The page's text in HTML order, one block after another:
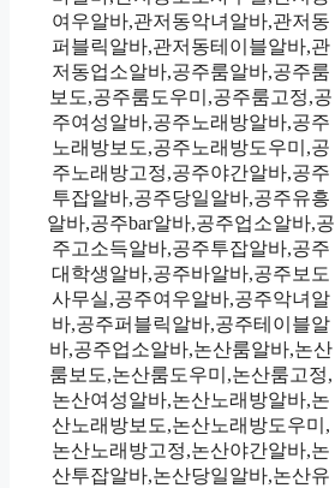
여우알바,관저동악녀알바,관저동
퍼블릭알바,관저동테이블알바,관
저동업소알바,공주룸알바,공주룸
보도,공주룸도우미,공주룸고정,공
주여성알바,공주노래방알바,공주
노래방보도,공주노래방도우미,공
주노래방고정,공주야간알바,공주
투잡알바,공주당일알바,공주유흥
알바,공주bar알바,공주업소알바,공
주고소득알바,공주투잡알바,공주
대학생알바,공주바알바,공주보도
사무실,공주여우알바,공주악녀알
바,공주퍼블릭알바,공주테이블알
바,공주업소알바,논산룸알바,논산
룸보도,논산룸도우미,논산룸고정,
논산여성알바,논산노래방알바,논
산노래방보도,논산노래방도우미,
논산노래방고정,논산야간알바,논
산투잡알바,논산당일알바,논산유